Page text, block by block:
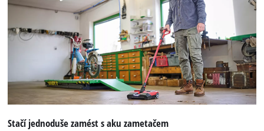
K načtení služby Google Maps
potřebujeme váš souhlas!
This content is not permitted to load due
to trackers that are not disclosed to the
visitor. The website owner needs to setup
to the list of technologies used.
Stačí jednoduše zamést s aku zametačem